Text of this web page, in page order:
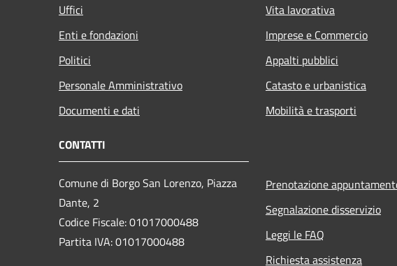
Uffici
Enti e fondazioni
Politici
Personale Amministrativo
Documenti e dati
Vita lavorativa
Imprese e Commercio
Appalti pubblici
Catasto e urbanistica
Mobilità e trasporti
CONTATTI
Comune di Borgo San Lorenzo, Piazza
Dante, 2
Codice Fiscale: 01017000488
Partita IVA: 01017000488
Prenotazione
Segnalazione disservizio
Leggi le FAQ
Richiesta assistenza